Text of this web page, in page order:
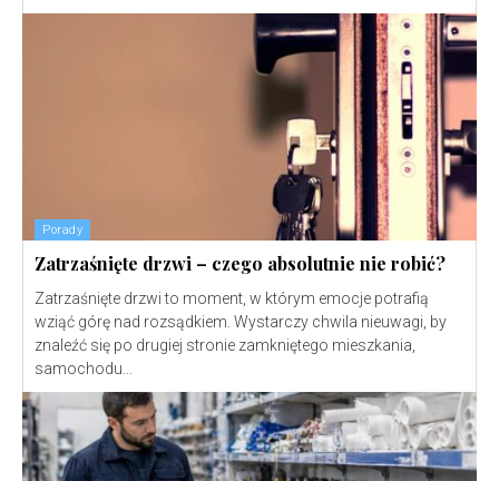
Porady
Zatrzaśnięte drzwi – czego absolutnie nie robić?
Zatrzaśnięte drzwi to moment, w którym emocje potrafią
wziąć górę nad rozsądkiem. Wystarczy chwila nieuwagi, by
znaleźć się po drugiej stronie zamkniętego mieszkania,
samochodu...